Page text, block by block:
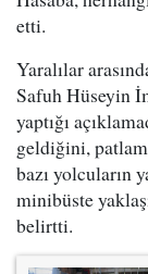
etti.
Yaralılar
Safuh Hüseyin
yaptığı
geldiğini,
bazı yolcuların
minibüste
belirtti.